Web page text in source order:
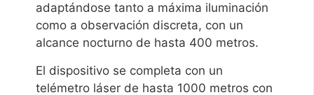
adaptándose tanto a máxima iluminación
como a observación discreta, con un
alcance nocturno de hasta 400 metros.
El dispositivo se completa con un
telémetro láser de hasta 1000 metros con